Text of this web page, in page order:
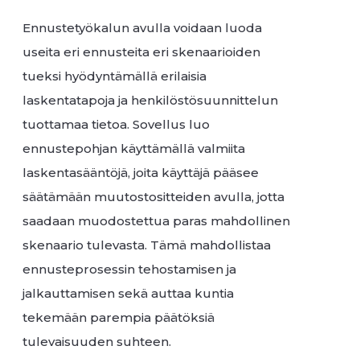
Ennustetyökalun avulla voidaan luoda
useita eri ennusteita eri skenaarioiden
tueksi hyödyntämällä erilaisia
laskentatapoja ja henkilöstösuunnittelun
tuottamaa tietoa. Sovellus luo
ennustepohjan käyttämällä valmiita
laskentasääntöjä, joita käyttäjä pääsee
säätämään muutostositteiden avulla, jotta
saadaan muodostettua paras mahdollinen
skenaario tulevasta. Tämä mahdollistaa
ennusteprosessin tehostamisen ja
jalkauttamisen sekä auttaa kuntia
tekemään parempia päätöksiä
tulevaisuuden suhteen.